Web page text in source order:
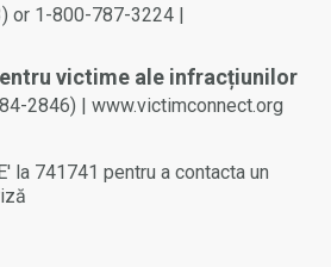
or 1-800-787-3224 |
victime ale infracțiunilor
2846) | www.victimconnect.org
la 741741 pentru a contacta un